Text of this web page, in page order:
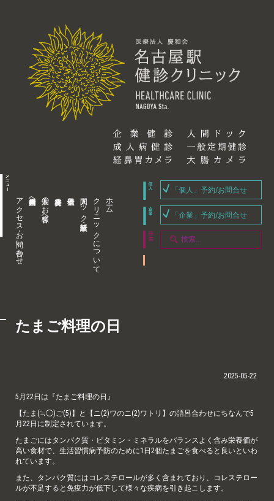
アクセス・お問い合わせ 企業内担当者様へ 個人のお客様へ 人間ドック・健康診断 クリニックについて ホーム
「個人」予約/お問合せ
「企業」予約/お問合せ
たまご料理の日
2025-05-22
5月22日は『たまご料理の日』
【たま(≒◯)ご(5)】と【ニ(2)ワのニ(2)ワトリ】の語呂合わせにちなんで5
月22日に制定されています。
たまごにはタンパク質・ビタミン・ミネラルをバランスよく含み栄養価が
高い食材で、生活習慣病予防のために1日2個たまごを食べると良いといわ
れています。
また、タンパク質にはコレステロールが多く含まれており、コレステロー
ルが不足すると免疫力が低下して様々な疾病を引き起こします。